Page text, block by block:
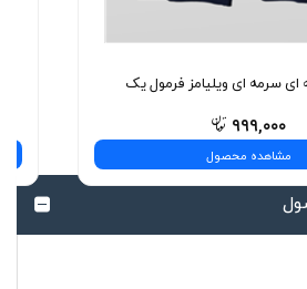
ای سرمه ای ویلیامز فرمول یک
۹۹۹,۰۰۰
مشاهده محصول